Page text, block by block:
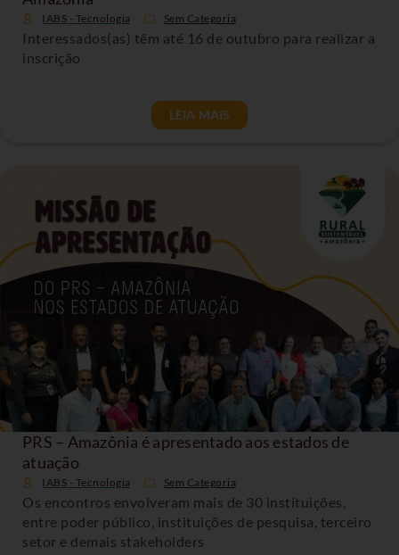
IABS - Tecnologia Sem Categoria
Interessados(as) têm até 16 de outubro para realizar a
inscrição
LEIA MAIS
PRS – Amazônia é apresentado aos estados de
atuação
IABS - Tecnologia Sem Categoria
Os encontros envolveram mais de 30 instituições,
entre poder público, instituições de pesquisa, terceiro
setor e demais stakeholders